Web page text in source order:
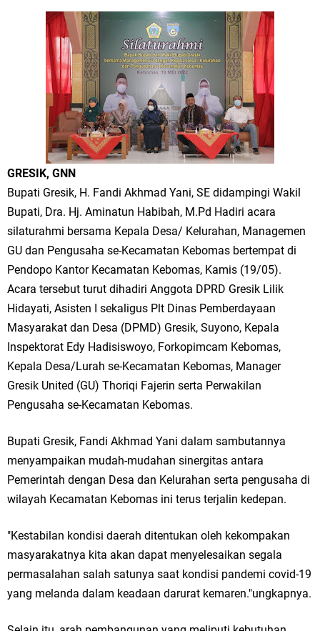
Tumpeng Nasi Krawu Pecahkan Rekor MURI, KWGe Angkat Kuliner
Gresik ke Panggung Dunia
FOZ Jatim, BAZNAS, dan Kemenag Salurkan 22.456 Bingkisan Lebaran
Yatim Serentak di Berbagai Daerah di Jawa Timur
Bupati Gresik Gus Yani Resmikan Kantor Desa Sidoraharjo: Simbol
Komitmen Pelayanan Publik dan Kepedulian Sosial
Optik Merlin Donasikan Rp10,36 Juta, Perkuat Keberlanjutan Program
Ruwatan Malam Satu Suro di Dusun Kedungsekar Lor, Tradisi Luhur
yang Terus Istiqomah
Ketua DPD Golkar Gresik Wongso Negoro Sambut Tahun Baru Islam
1448 H dengan Doa Kedamaian
Wakil Ketua DPRD Gresik Mujid Riduan Sampaikan Doa dan Harapan di
Husnul Aqib, M.M. untuk Negeri
Menuju Indonesia Emas 2045
Reses Anggota DPRD Jabar M. Rizky di Desa Cibitung Wetan: Serap
Aspirasi Petani dan Warga
GRESIK, GNN
Bupati Gresik, H. Fandi Akhmad Yani, SE didampingi Wakil
Bupati, Dra. Hj. Aminatun Habibah, M.Pd Hadiri acara
silaturahmi bersama Kepala Desa/ Kelurahan, Managemen
GU dan Pengusaha se-Kecamatan Kebomas bertempat di
Pendopo Kantor Kecamatan Kebomas, Kamis (19/05).
Acara tersebut turut dihadiri Anggota DPRD Gresik Lilik
Hidayati, Asisten I sekaligus Plt Dinas Pemberdayaan
Masyarakat dan Desa (DPMD) Gresik, Suyono, Kepala
Inspektorat Edy Hadisiswoyo, Forkopimcam Kebomas,
Kepala Desa/Lurah se-Kecamatan Kebomas, Manager
Gresik United (GU) Thoriqi Fajerin serta Perwakilan
Pengusaha se-Kecamatan Kebomas.
Bupati Gresik, Fandi Akhmad Yani dalam sambutannya
menyampaikan mudah-mudahan sinergitas antara
Pemerintah dengan Desa dan Kelurahan serta pengusaha di
wilayah Kecamatan Kebomas ini terus terjalin kedepan.
"Kestabilan kondisi daerah ditentukan oleh kekompakan
masyarakatnya kita akan dapat menyelesaikan segala
permasalahan salah satunya saat kondisi pandemi covid-19
yang melanda dalam keadaan darurat kemaren."ungkapnya.